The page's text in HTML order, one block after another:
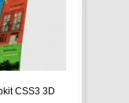
CSS3 3D